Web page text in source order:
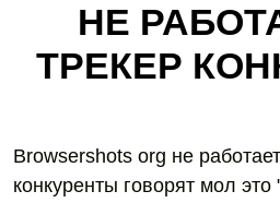
НЕ
ТРЕКЕР
Browsershots org не
конкуренты говорят мол